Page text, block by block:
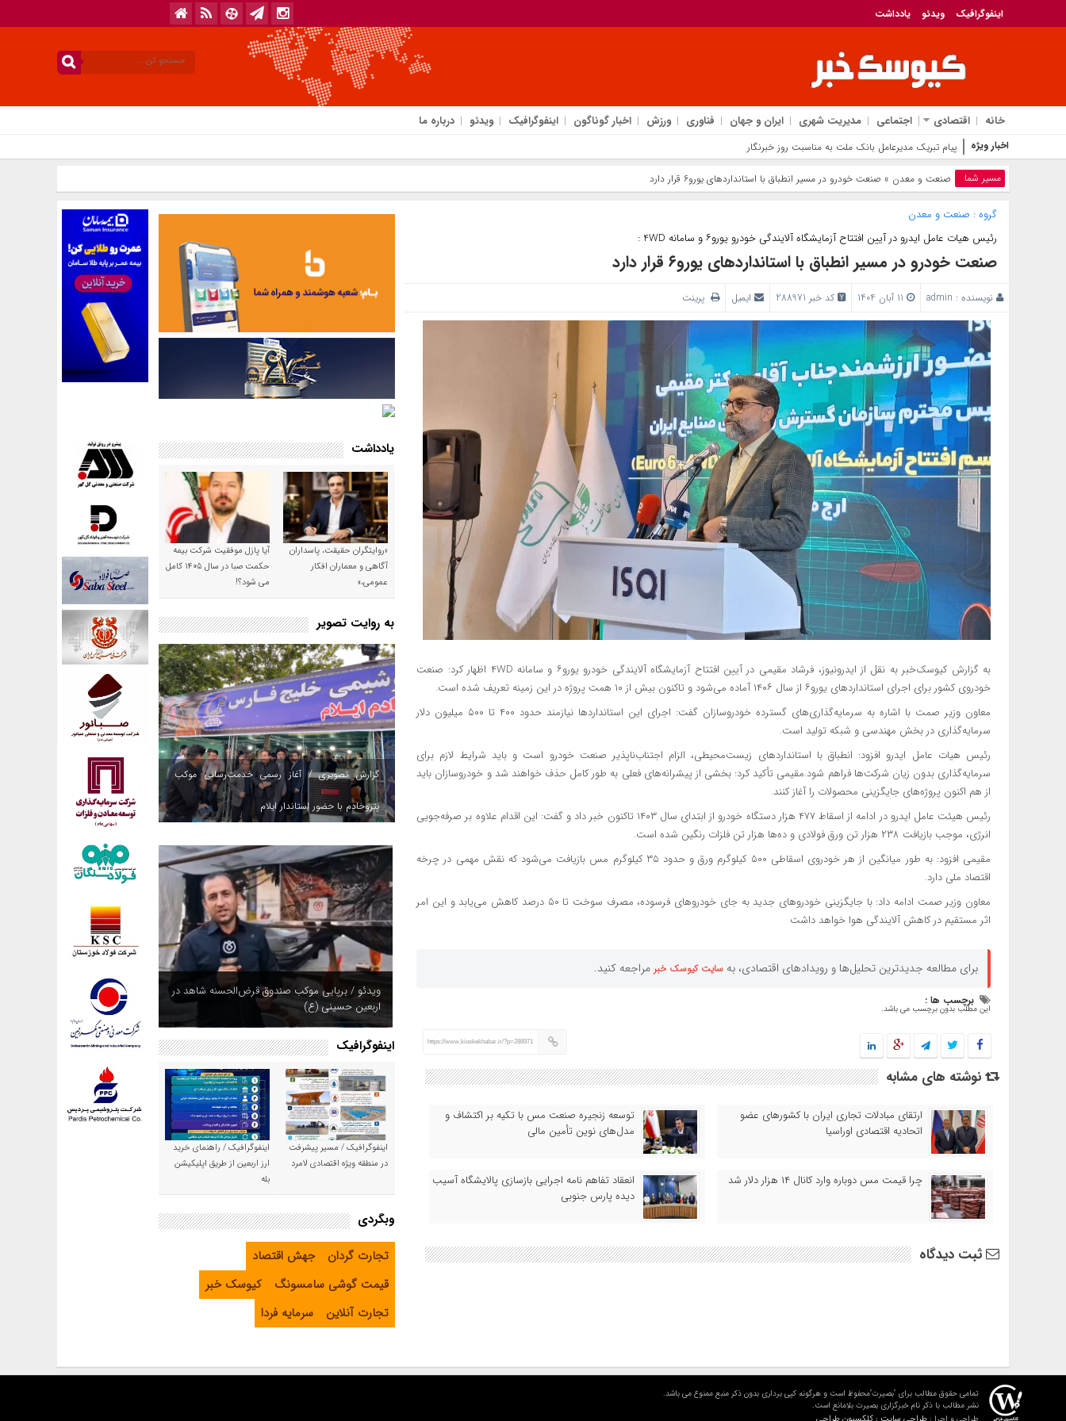
اینفوگرافیک ویدئو یادداشت
خانه اقتصادی اجتماعی مدیریت شهری ایران و جهان فناوری ورزش اخبار گوناگون اینفوگرافیک ویدئو درباره ما
اخبار ویژه پیام تبریک مدیرعامل بانک ملت به مناسبت روز خبرنگار
مسیر شما صنعت و معدن » صنعت خودرو در مسیر انطباق با استانداردهای یورو۶ قرار دارد
گروه : صنعت و معدن
رئیس هیات عامل ایدرو در آیین افتتاح آزمایشگاه آلایندگی خودرو یورو۶ و سامانه 4WD :
صنعت خودرو در مسیر انطباق با استانداردهای یورو۶ قرار دارد
نویسنده : admin کد خبر 288971 ایمیل پرینت
به گزارش کیوسک‌خبر به نقل از ایدرونیوز، فرشاد مقیمی در آیین افتتاح آزمایشگاه آلایندگی خودرو یورو۶ و سامانه ۴WD اظهار کرد: صنعت
خودروی کشور برای اجرای استانداردهای یورو۶ از سال ۱۴۰۶ آماده می‌شود و تاکنون بیش از ۱۰ همت پروژه در این زمینه تعریف شده است.
معاون وزیر صمت با اشاره به سرمایه‌گذاری‌های گسترده خودروسازان گفت: اجرای این استانداردها نیازمند حدود ۴۰۰ تا ۵۰۰ میلیون دلار
سرمایه‌گذاری در بخش مهندسی و شبکه تولید است.
رئیس هیات عامل ایدرو افزود: انطباق با استانداردهای زیست‌محیطی، الزام اجتناب‌ناپذیر صنعت خودرو است و باید شرایط لازم برای
سرمایه‌گذاری بدون زیان شرکت‌ها فراهم شود.مقیمی تأکید کرد: بخشی از پیشرانه‌های فعلی به ‌طور کامل حذف خواهند شد و خودروسازان باید
از هم‌ اکنون پروژه‌های جایگزینی محصولات را آغاز کنند.
رئیس هیئت عامل ایدرو در ادامه از اسقاط ۴۷۷ هزار دستگاه خودرو از ابتدای سال ۱۴۰۳ تاکنون خبر داد و گفت: این اقدام علاوه بر صرفه‌جویی
انرژی، موجب بازیافت ۲۳۸ هزار تن ورق فولادی و ده‌ها هزار تن فلزات رنگین شده است.
مقیمی افزود: به طور میانگین از هر خودروی اسقاطی ۵۰۰ کیلوگرم ورق و حدود ۳۵ کیلوگرم مس بازیافت می‌شود که نقش مهمی در چرخه
اقتصاد ملی دارد.
معاون وزیر صمت ادامه داد: با جایگزینی خودروهای جدید به جای خودروهای فرسوده، مصرف سوخت تا ۵۰ درصد کاهش می‌یابد و این امر
اثر مستقیم در کاهش آلایندگی هوا خواهد داشت
برای مطالعه جدیدترین تحلیل‌ها و رویدادهای اقتصادی، به سایت کیوسک خبر مراجعه کنید.
برچسب ها :
این مطلب بدون برچسب می باشد.
https://www.kioskekhabar.ir/?p=288971
نوشته های مشابه
ارتقای مبادلات تجاری ایران با کشورهای عضو
اتحادیه اقتصادی اوراسیا
توسعه زنجیره صنعت مس با تکیه بر اکتشاف و
مدل‌های نوین تأمین مالی
چرا قیمت مس دوباره وارد کانال ۱۴ هزار دلار شد
انعقاد تفاهم نامه اجرایی بازسازی پالایشگاه آسیب
دیده پارس جنوبی
ثبت دیدگاه
یادداشت
«روایتگران حقیقت، پاسداران
آگاهی و معماران افکار
عمومی،»
آیا پازل موفقیت شرکت بیمه
حکمت صبا در سال ۱۴۰۵ کامل
می شود؟!
به روایت تصویر
گزارش تصویری / آغاز رسمی خدمت‌رسانی موکب
پتروخادم با حضور استاندار ایلام
ویدئو / برپایی موکب صندوق قرض‌الحسنه شاهد در
اربعین حسینی (ع)
اینفوگرافیک
اینفوگرافیک / مسیر پیشرفت
در منطقه ویژه اقتصادی لامرد
اینفوگرافیک / راهنمای خرید
ارز اربعین از طریق اپلیکیشن
بله
وبگردی
تجارت گردان
جهش اقتصاد
قیمت گوشی سامسونگ
کیوسک خبر
تجارت آنلاین
سرمایه فردا
تمامی حقوق مطالب برای "بصیرت"محفوظ است و هرگونه کپی برداری بدون ذکر منبع ممنوع می باشد.
نشر مطالب با ذکر نام خبرگزاری بصیرت بلامانع است.